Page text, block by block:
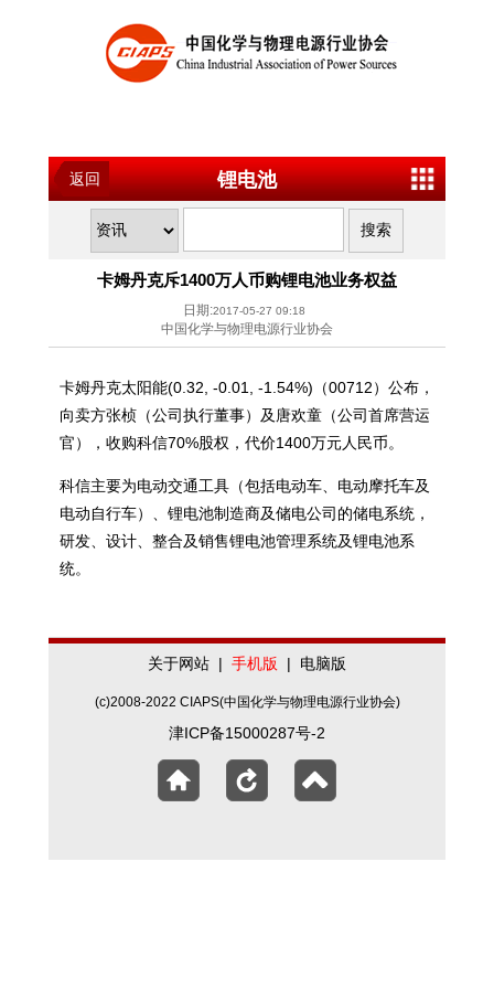
返回 锂电池
卡姆丹克斥1400万人币购锂电池业务权益
日期:2017-05-27 09:18
中国化学与物理电源行业协会
卡姆丹克太阳能(0.32, -0.01, -1.54%)（00712）公布，
向卖方张桢（公司执行董事）及唐欢童（公司首席营运
官），收购科信70%股权，代价1400万元人民币。
科信主要为电动交通工具（包括电动车、电动摩托车及
电动自行车）、锂电池制造商及储电公司的储电系统，
研发、设计、整合及销售锂电池管理系统及锂电池系
统。
关于网站 | 手机版 | 电脑版
(c)2008-2022 CIAPS(中国化学与物理电源行业协会)
津ICP备15000287号-2